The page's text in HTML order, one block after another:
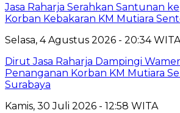
Jasa Raharja Serahkan Santunan
Korban Kebakaran KM Mutiara
Selasa, 4 Agustus 2026 - 20:34 WITA
Dirut Jasa Raharja Dampingi
Penanganan Korban KM Mutiara
Surabaya
Kamis, 30 Juli 2026 - 12:58 WITA